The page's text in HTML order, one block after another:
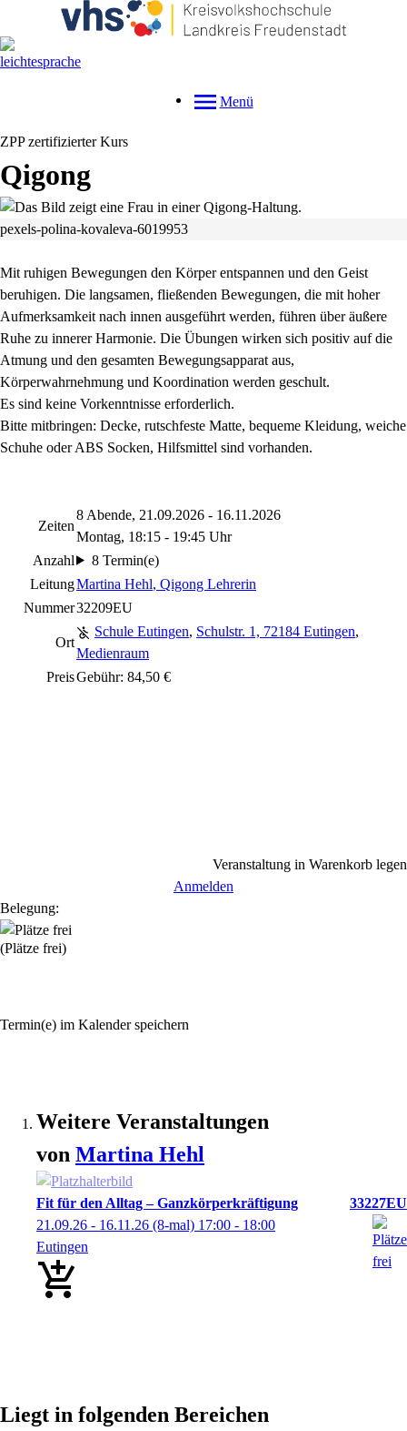
Menü
ZPP zertifizierter Kurs
Qigong
pexels-polina-kovaleva-6019953
Mit ruhigen Bewegungen den Körper entspannen und den Geist
beruhigen. Die langsamen, fließenden Bewegungen, die mit hoher
Aufmerksamkeit nach innen ausgeführt werden, führen über äußere
Ruhe zu innerer Harmonie. Die Übungen wirken sich positiv auf die
Atmung und den gesamten Bewegungsapparat aus,
Körperwahrnehmung und Koordination werden geschult.
Es sind keine Vorkenntnisse erforderlich.
Bitte mitbringen: Decke, rutschfeste Matte, bequeme Kleidung, weiche
Schuhe oder ABS Socken, Hilfsmittel sind vorhanden.
Zeiten
8 Abende, 21.09.2026 - 16.11.2026
Montag, 18:15 - 19:45 Uhr
Anzahl
8 Termin(e)
LeitungMartina Hehl, Qigong Lehrerin
Nummer32209EU
Ort
Schule Eutingen, Schulstr. 1, 72184 Eutingen,
Medienraum
PreisGebühr: 84,50 €
Veranstaltung in Warenkorb legen
Anmelden
Belegung:
(Plätze frei)
Termin(e) im Kalender speichern
Weitere Veranstaltungen
von Martina Hehl
Fit für den Alltag – Ganzkörperkräftigung
33227EU
21.09.26 - 16.11.26 (8-mal) 17:00 - 18:00
Eutingen
Liegt in folgenden Bereichen